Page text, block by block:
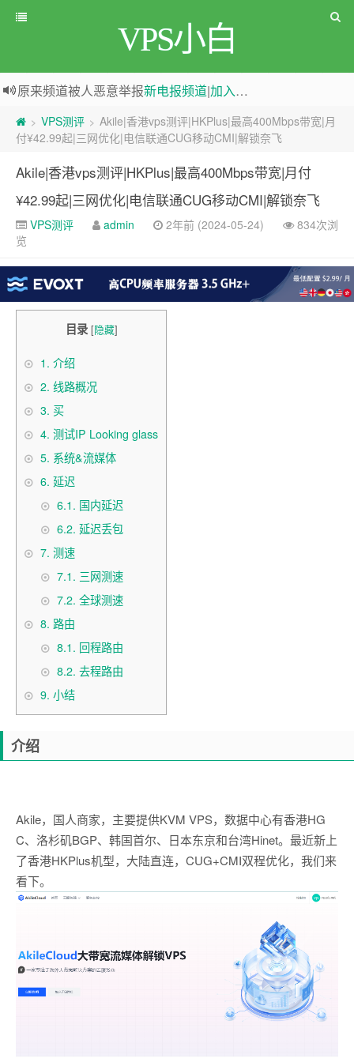
VPS小白
greenwebpage|香港|日本|新加坡|美国等多地vps测评|移动直连|1Gbps带宽|年付€29
原来频道被人恶意举报新电报频道|加入电报群
> VPS测评 > Akile|香港vps测评|HKPlus|最高400Mbps带宽|月
付¥42.99起|三网优化|电信联通CUG移动CMI|解锁奈飞
Akile|香港vps测评|HKPlus|最高400Mbps带宽|月付
¥42.99起|三网优化|电信联通CUG移动CMI|解锁奈飞
VPS测评 admin 2年前 (2024-05-24)
834次浏
览
目录 [隐藏]
1. 介绍
2. 线路概况
3. 买
4. 测试IP Looking glass
5. 系统&流媒体
6. 延迟
6.1. 国内延迟
6.2. 延迟丢包
7. 测速
7.1. 三网测速
7.2. 全球测速
8. 路由
8.1. 回程路由
8.2. 去程路由
9. 小结
介绍
Akile，国人商家，主要提供KVM VPS，数据中心有香港HG
C、洛杉矶BGP、韩国首尔、日本东京和台湾Hinet。最近新上
了香港HKPlus机型，大陆直连，CUG+CMI双程优化，我们来
看下。